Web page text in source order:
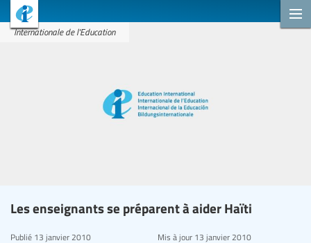
Internationale de l'Education
Les enseignants se préparent à aider Haïti
Publié 13 janvier 2010 Mis à jour13 janvier 2010